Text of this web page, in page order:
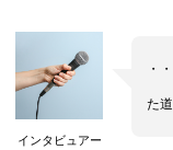
インタビュアー
・
た道